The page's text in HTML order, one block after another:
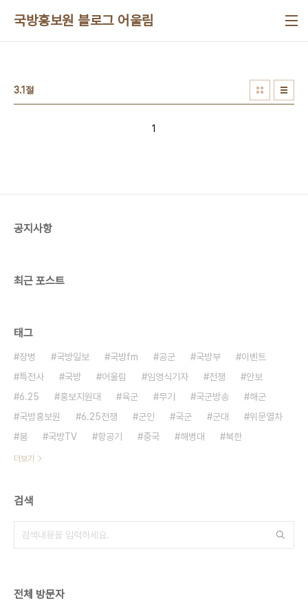
국방홍보원 블로그 어울림
3.1절
1
공지사항
최근 포스트
태그
장병 국방일보 국방fm 공군 국방부
이벤트
특전사
국방 어울림 임영식기자 전쟁
안보
6.25
홍보지원대 육군 무기 국군방송
해군
국방홍보원
6.25전쟁 군인 국군 군대
위문열차
붐
국방TV 항공기 중국 해병대 북한
더보기
검색
전체 방문자